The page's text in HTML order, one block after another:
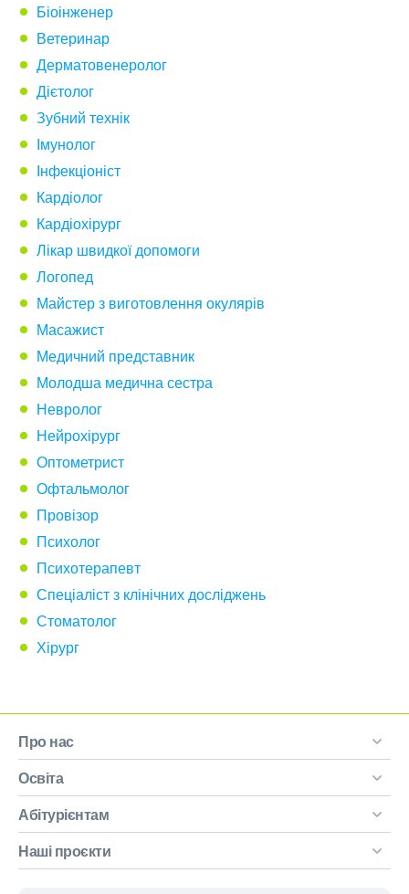
Біоінженер
Ветеринар
Дерматовенеролог
Дієтолог
Зубний технік
Імунолог
Інфекціоніст
Кардіолог
Кардіохірург
Лікар швидкої допомоги
Логопед
Майстер з виготовлення окулярів
Масажист
Медичний представник
Молодша медична сестра
Невролог
Нейрохірург
Оптометрист
Офтальмолог
Провізор
Психолог
Психотерапевт
Спеціаліст з клінічних досліджень
Стоматолог
Хірург
Про нас
Освіта
Абітурієнтам
Наші проєкти